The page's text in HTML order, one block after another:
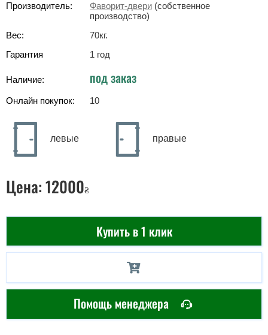
Производитель:
Фаворит-двери (собственное
производство)
Вес:
70кг.
Гарантия
1 год
Наличие: под заказ
Онлайн покупок: 10
левые правые
Цена:12000₴
Купить в 1 клик
Помощь менеджера